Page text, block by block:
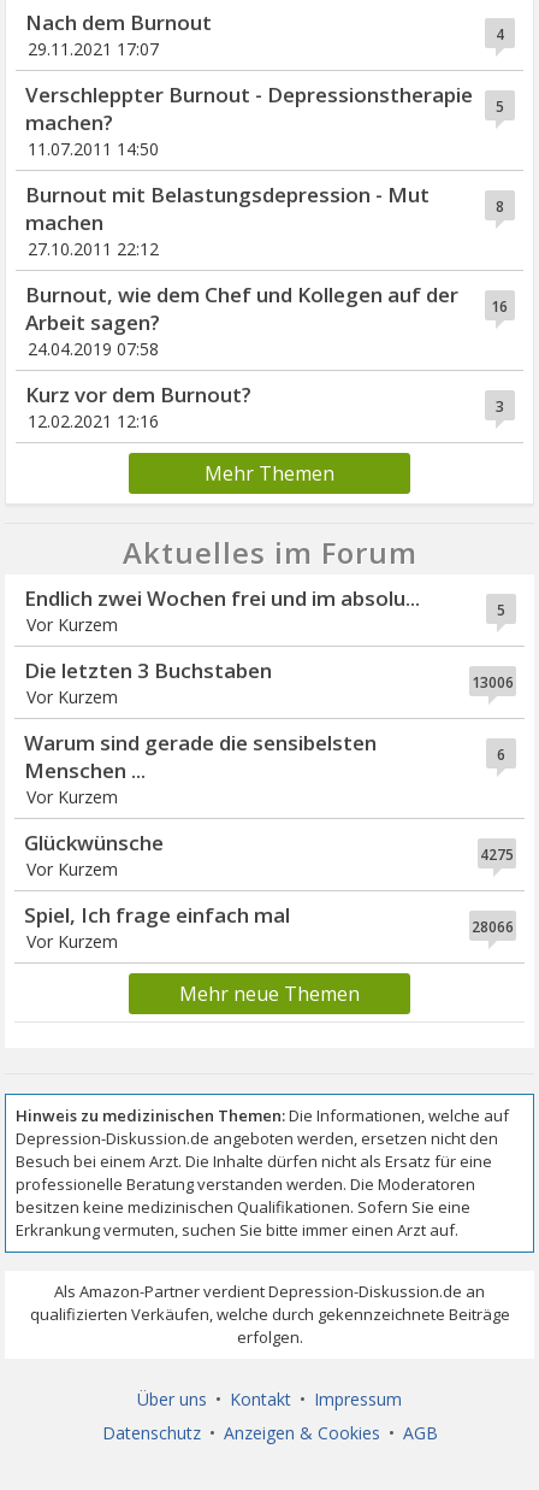
4
Nach dem Burnout
29.11.2021 17:07
5
Verschleppter Burnout - Depressionstherapie
machen?
11.07.2011 14:50
8
Burnout mit Belastungsdepression - Mut
machen
27.10.2011 22:12
16
Burnout, wie dem Chef und Kollegen auf der
Arbeit sagen?
24.04.2019 07:58
3
Kurz vor dem Burnout?
12.02.2021 12:16
Mehr Themen
Aktuelles im Forum
5
Endlich zwei Wochen frei und im absolu...
Vor Kurzem
13006
Die letzten 3 Buchstaben
Vor Kurzem
6
Warum sind gerade die sensibelsten
Menschen ...
Vor Kurzem
4275
Glückwünsche
Vor Kurzem
28066
Spiel, Ich frage einfach mal
Vor Kurzem
Mehr neue Themen
Über uns • Kontakt • Impressum
Datenschutz • Anzeigen & Cookies • AGB